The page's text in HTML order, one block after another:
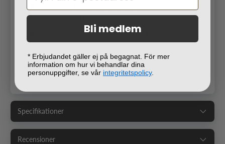
Som baksideskydd skyddar det mot vardagliga
Mobilskyddet är tillverkat i TPU och PC.
För dig som vill kombinera förvaring och skydd i ett
skyddskal fungerar Card Slide-lösningen som ett
praktiskt komplement i vardagen.
Specifikationer
Recensioner
Bli medlem
* Erbjudandet gäller ej på begagnat. För mer
information om hur vi behandlar dina
personuppgifter, se vår integritetspolicy.